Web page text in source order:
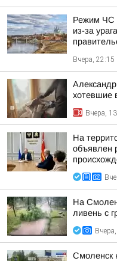
Режим ЧС
из-за
Вчера, 22:15
хотевшие
Вчера,
На
объявлен
На
ливень с
Смоленск